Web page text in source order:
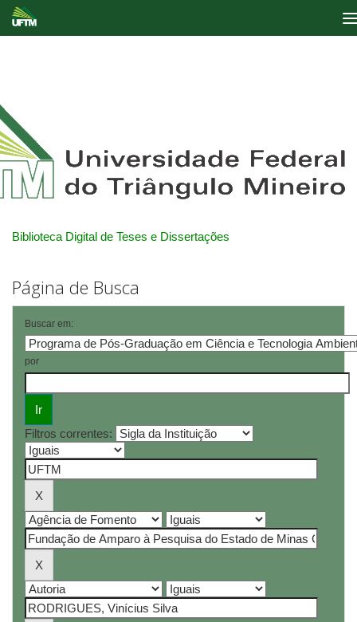
Biblioteca Digital de Teses e Dissertações
Página de Busca
Buscar em:
por
Filtros correntes: